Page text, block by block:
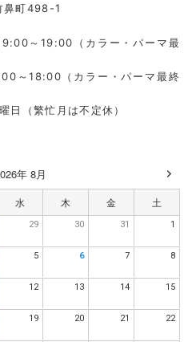
鼻町498-1
9:00～19:00（カラー・パーマ最
～18:00（カラー・パーマ最終
日（繁忙月は不定休）
年 8月
水 木 金 土
29 30 31 1
5 6 7 8
12 13 14 15
19 20 21 22